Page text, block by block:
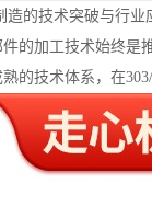
造的技术突破与行业
的加工技术始终是
的技术体系，在